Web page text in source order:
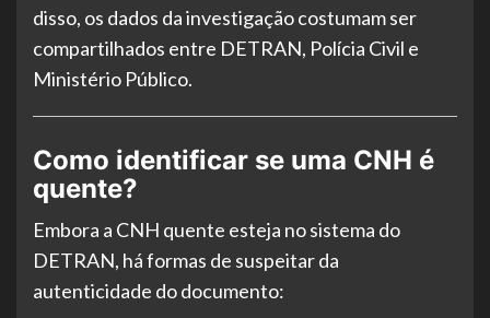
disso, os dados da investigação costumam ser
compartilhados entre DETRAN, Polícia Civil e
Ministério Público.
Como identificar se uma CNH é
quente?
Embora a CNH quente esteja no sistema do
DETRAN, há formas de suspeitar da
autenticidade do documento: